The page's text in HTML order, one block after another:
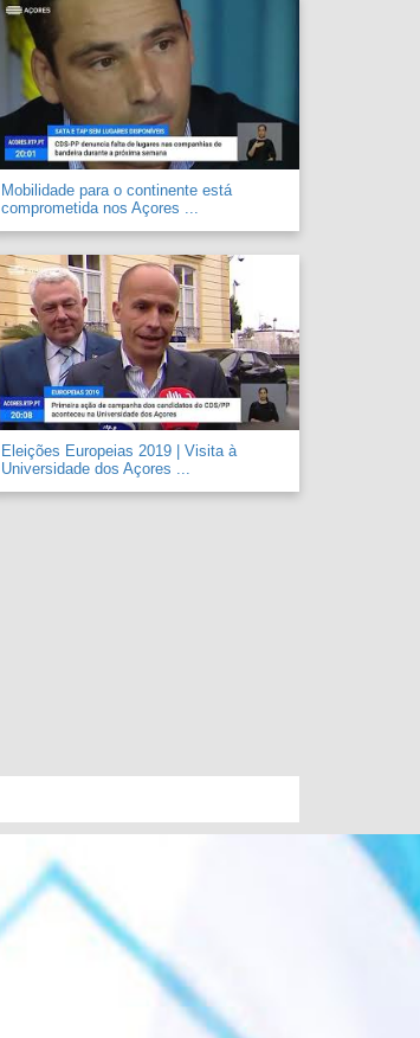
Mobilidade para o continente está
comprometida nos Açores ...
Eleições Europeias 2019 | Visita à
Universidade dos Açores ...